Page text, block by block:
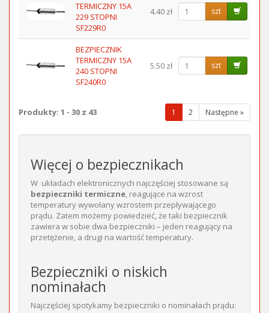
TERMICZNY 15A
229 STOPNI
SF229R0
4.40 zł szt
BEZPIECZNIK
TERMICZNY 15A
240 STOPNI
SF240R0
5.50 zł szt
1
(wybrana
strona)
2 Następne »
Produkty: 1 - 30 z 43
Więcej o bezpiecznikach
W układach elektronicznych najczęściej stosowane są
bezpieczniki termiczne, reagujące na wzrost
temperatury wywołany wzrostem przepływającego
prądu. Zatem możemy powiedzieć, że taki bezpiecznik
zawiera w sobie dwa bezpieczniki – jeden reagujący na
przetężenie, a drugi na wartość temperatury.
Bezpieczniki o niskich
nominałach
Najczęściej spotykamy bezpieczniki o nominałach prądu: